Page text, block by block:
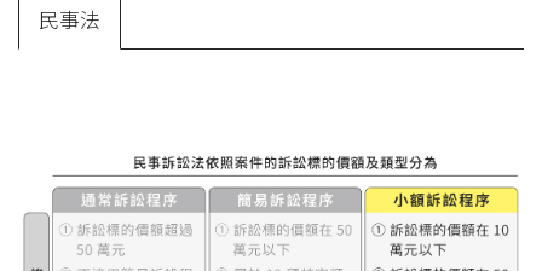
民事法